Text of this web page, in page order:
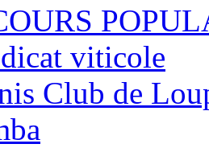
viticole
Club de